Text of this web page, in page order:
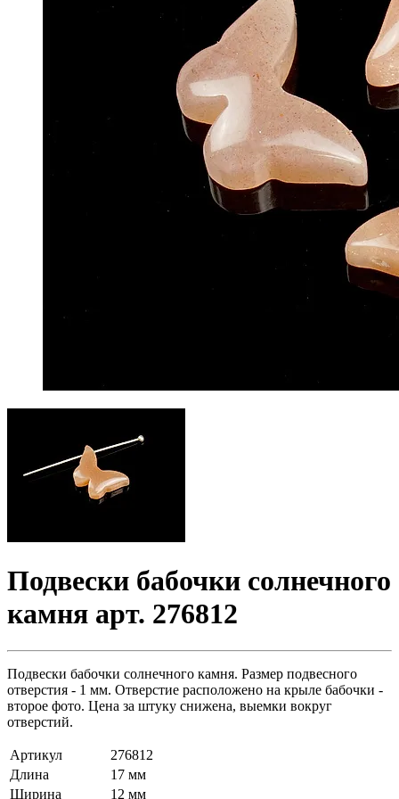
Подвески бабочки солнечного
камня арт. 276812
Подвески бабочки солнечного камня. Размер подвесного
отверстия - 1 мм. Отверстие расположено на крыле бабочки -
второе фото. Цена за штуку снижена, выемки вокруг
отверстий.
Артикул
276812
Длина
17 мм
Ширина
12 мм